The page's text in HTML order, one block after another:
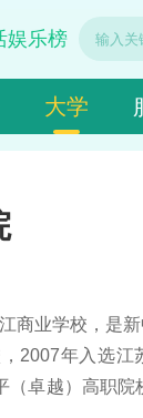
娱乐榜
大学
商业学校，是
2007年入选江
卓越）高职院